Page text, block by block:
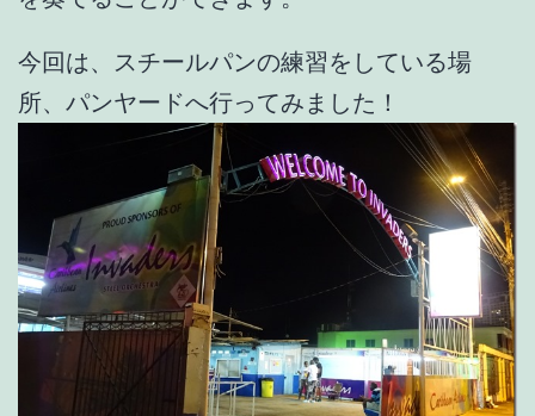
今回は、スチールパンの練習をしている場
所、パンヤードへ行ってみました！